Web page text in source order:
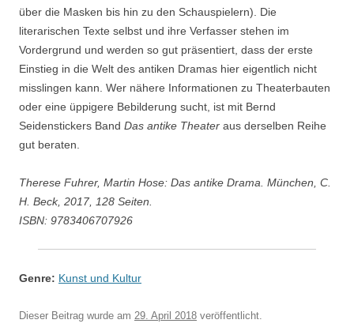
über die Masken bis hin zu den Schauspielern). Die
literarischen Texte selbst und ihre Verfasser stehen im
Vordergrund und werden so gut präsentiert, dass der erste
Einstieg in die Welt des antiken Dramas hier eigentlich nicht
misslingen kann. Wer nähere Informationen zu Theaterbauten
oder eine üppigere Bebilderung sucht, ist mit Bernd
Seidenstickers Band Das antike Theater aus derselben Reihe
gut beraten.
Therese Fuhrer, Martin Hose: Das antike Drama. München, C.
H. Beck, 2017, 128 Seiten.
ISBN: 9783406707926
Genre: Kunst und Kultur
Dieser Beitrag wurde am 29. April 2018 veröffentlicht.